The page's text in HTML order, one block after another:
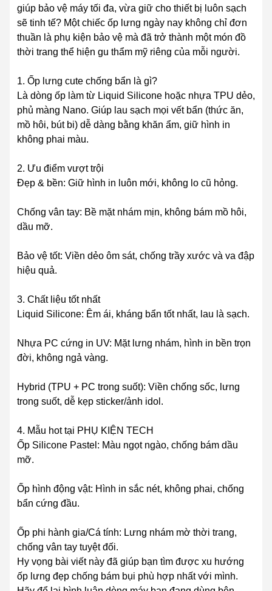
giúp bảo vệ máy tối đa, vừa giữ cho thiết bị luôn sạch
sẽ tinh tế? Một chiếc ốp lưng ngày nay không chỉ đơn
thuần là phụ kiện bảo vệ mà đã trở thành một món đồ
thời trang thể hiện gu thẩm mỹ riêng của mỗi người.
1. Ốp lưng cute chống bẩn là gì?
Là dòng ốp làm từ Liquid Silicone hoặc nhựa TPU dẻo,
phủ màng Nano. Giúp lau sạch mọi vết bẩn (thức ăn,
mồ hôi, bút bi) dễ dàng bằng khăn ẩm, giữ hình in
không phai màu.
2. Ưu điểm vượt trội
Đẹp & bền: Giữ hình in luôn mới, không lo cũ hỏng.
Chống vân tay: Bề mặt nhám mịn, không bám mồ hôi,
dầu mỡ.
Bảo vệ tốt: Viền dẻo ôm sát, chống trầy xước và va đập
hiệu quả.
3. Chất liệu tốt nhất
Liquid Silicone: Êm ái, kháng bẩn tốt nhất, lau là sạch.
Nhựa PC cứng in UV: Mặt lưng nhám, hình in bền trọn
đời, không ngả vàng.
Hybrid (TPU + PC trong suốt): Viền chống sốc, lưng
trong suốt, dễ kẹp sticker/ảnh idol.
4. Mẫu hot tại PHỤ KIỆN TECH
Ốp Silicone Pastel: Màu ngọt ngào, chống bám dầu
mỡ.
Ốp hình động vật: Hình in sắc nét, không phai, chống
bẩn cứng đầu.
Ốp phi hành gia/Cá tính: Lưng nhám mờ thời trang,
chống vân tay tuyệt đối.
Hy vọng bài viết này đã giúp bạn tìm được xu hướng
ốp lưng đẹp chống bám bụi phù hợp nhất với mình.